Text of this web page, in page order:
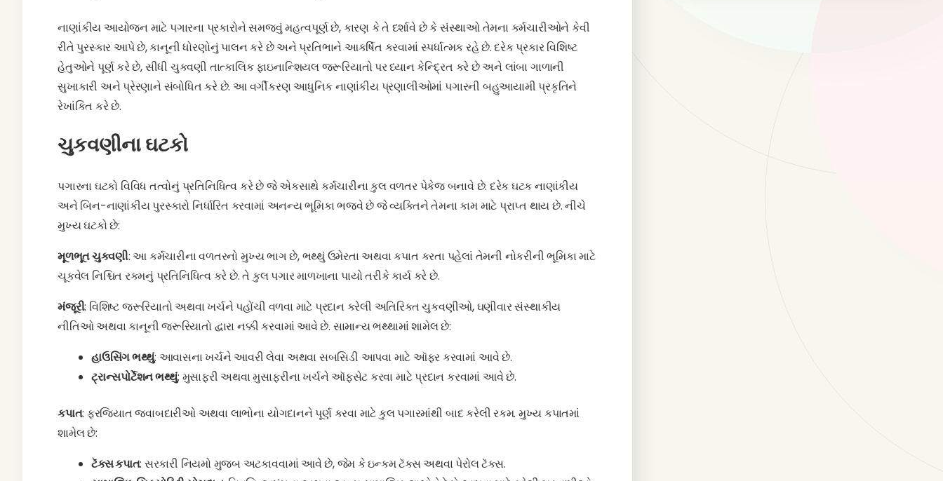
નાણાંકીય આયોજન માટે પગારના પ્રકારોને સમજવું મહત્વપૂર્ણ છે, કારણ કે તે દર્શાવે છે કે સંસ્થાઓ તેમના કર્મચારીઓને કેવી
રીતે પુરસ્કાર આપે છે, કાનૂની ધોરણોનું પાલન કરે છે અને પ્રતિભાને આકર્ષિત કરવામાં સ્પર્ધાત્મક રહે છે. દરેક પ્રકાર વિશિષ્ટ
હેતુઓને પૂર્ણ કરે છે, સીધી ચુકવણી તાત્કાલિક ફાઇનાન્શિયલ જરૂરિયાતો પર ધ્યાન કેન્દ્રિત કરે છે અને લાંબા ગાળાની
સુખાકારી અને પ્રેરણાને સંબોધિત કરે છે. આ વર્ગીકરણ આધુનિક નાણાંકીય પ્રણાલીઓમાં પગારની બહુઆયામી પ્રકૃતિને
રેખાંકિત કરે છે.
ચુકવણીના ઘટકો
પગારના ઘટકો વિવિધ તત્વોનું પ્રતિનિધિત્વ કરે છે જે એકસાથે કર્મચારીના કુલ વળતર પેકેજ બનાવે છે. દરેક ઘટક નાણાંકીય
અને બિન-નાણાંકીય પુરસ્કારો નિર્ધારિત કરવામાં અનન્ય ભૂમિકા ભજવે છે જે વ્યક્તિને તેમના કામ માટે પ્રાપ્ત થાય છે. નીચે
મુખ્ય ઘટકો છે:
મૂળભૂત ચુકવણી: આ કર્મચારીના વળતરનો મુખ્ય ભાગ છે, ભથ્થું ઉમેરતા અથવા કપાત કરતા પહેલાં તેમની નોકરીની ભૂમિકા માટે
ચૂકવેલ નિશ્ચિત રકમનું પ્રતિનિધિત્વ કરે છે. તે કુલ પગાર માળખાના પાયો તરીકે કાર્ય કરે છે.
મંજૂરી: વિશિષ્ટ જરૂરિયાતો અથવા ખર્ચને પહોંચી વળવા માટે પ્રદાન કરેલી અતિરિક્ત ચુકવણીઓ, ઘણીવાર સંસ્થાકીય
નીતિઓ અથવા કાનૂની જરૂરિયાતો દ્વારા નક્કી કરવામાં આવે છે. સામાન્ય ભથ્થામાં શામેલ છે:
હાઉસિંગ ભથ્થું: આવાસના ખર્ચને આવરી લેવા અથવા સબસિડી આપવા માટે ઑફર કરવામાં આવે છે.
ટ્રાન્સપોર્ટેશન ભથ્થું: મુસાફરી અથવા મુસાફરીના ખર્ચને ઑફસેટ કરવા માટે પ્રદાન કરવામાં આવે છે.
કપાત: ફરજિયાત જવાબદારીઓ અથવા લાભોના યોગદાનને પૂર્ણ કરવા માટે કુલ પગારમાંથી બાદ કરેલી રકમ. મુખ્ય કપાતમાં
શામેલ છે:
ટૅક્સ કપાત: સરકારી નિયમો મુજબ અટકાવવામાં આવે છે, જેમ કે ઇન્કમ ટૅક્સ અથવા પેરોલ ટૅક્સ.